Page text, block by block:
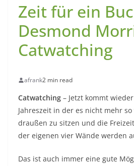
Zeit für ein
Desmond
Catwatching
afrank2 min read
Catwatching – Jetzt kommt
Jahreszeit in der es nicht mehr
draußen zu sitzen und die
der eigenen vier Wände werden
Das ist auch immer eine gute